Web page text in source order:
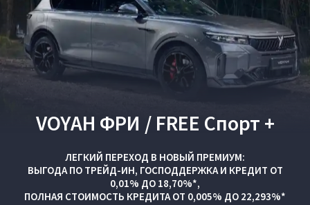
VOYAH ФРИ / FREE Спорт +
ЛЕГКИЙ ПЕРЕХОД В НОВЫЙ ПРЕМИУМ:
ВЫГОДА ПО ТРЕЙД-ИН, ГОСПОДДЕРЖКАИ КРЕДИТ ОТ
0,01% ДО 18,70%*,
ПОЛНАЯ СТОИМОСТЬ КРЕДИТА ОТ 0,005% ДО 22,293%*